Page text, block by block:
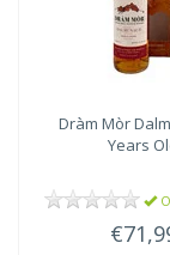
Dràm Mòr
Years